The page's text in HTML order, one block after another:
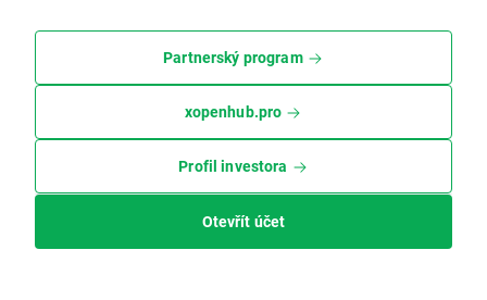
Partnerský program
xopenhub.pro
Profil investora
Otevřít účet